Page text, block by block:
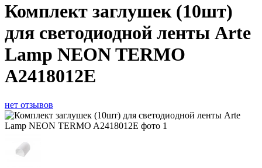
Комплект заглушек (10шт)
для светодиодной ленты Arte
Lamp NEON TERMO
A2418012E
нет отзывов